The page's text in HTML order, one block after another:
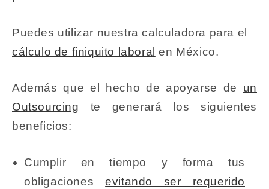
Puedes utilizar nuestra calculadora para el
cálculo de finiquito laboral en México.
Además que el hecho de apoyarse de un
Outsourcing te generará los siguientes
beneficios:
Cumplir en tiempo y forma tus
obligacionesevitando ser requerido